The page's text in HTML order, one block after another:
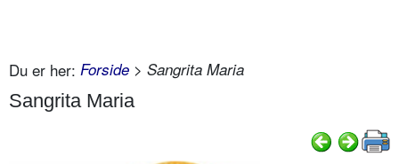
Du er her: Forside > Sangrita Maria
Sangrita Maria